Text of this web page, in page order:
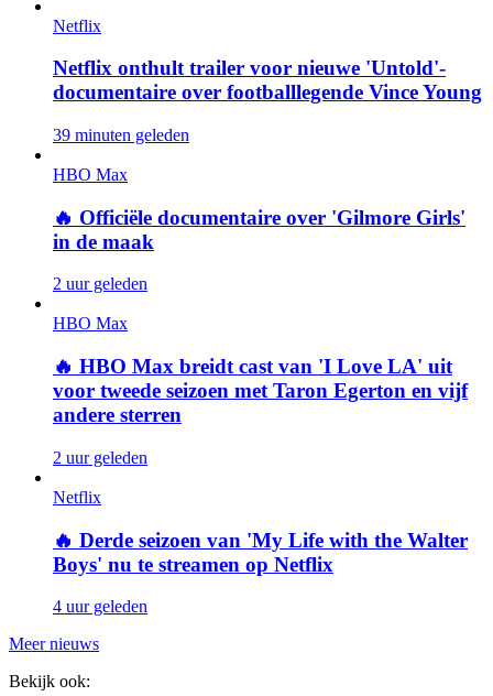
Netflix
Netflix onthult trailer voor nieuwe 'Untold'-
documentaire over footballlegende Vince Young
39 minuten geleden
HBO Max
🔥 Officiële documentaire over 'Gilmore Girls'
in de maak
2 uur geleden
HBO Max
🔥 HBO Max breidt cast van 'I Love LA' uit
voor tweede seizoen met Taron Egerton en vijf
andere sterren
2 uur geleden
Netflix
🔥 Derde seizoen van 'My Life with the Walter
Boys' nu te streamen op Netflix
4 uur geleden
Meer nieuws
Bekijk ook: